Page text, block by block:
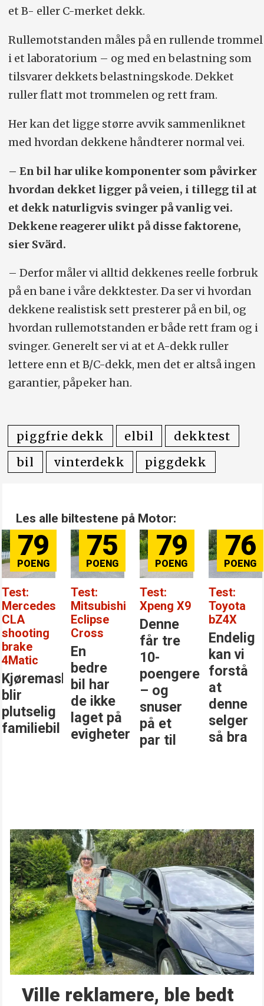
et B- eller C-merket dekk.
Rullemotstanden måles på en rullende trommel
i et laboratorium – og med en belastning som
tilsvarer dekkets belastningskode. Dekket
ruller flatt mot trommelen og rett fram.
Her kan det ligge større avvik sammenliknet
med hvordan dekkene håndterer normal vei.
– En bil har ulike komponenter som påvirker
hvordan dekket ligger på veien, i tillegg til at
et dekk naturligvis svinger på vanlig vei.
Dekkene reagerer ulikt på disse faktorene,
sier Svärd.
– Derfor måler vi alltid dekkenes reelle forbruk
på en bane i våre dekktester. Da ser vi hvordan
dekkene realistisk sett presterer på en bil, og
hvordan rullemotstanden er både rett fram og i
svinger. Generelt ser vi at et A-dekk ruller
lettere enn et B/C-dekk, men det er altså ingen
garantier, påpeker han.
piggfrie dekk elbil
dekktest
bil
vinterdekk piggdekk
Les alle biltestene på Motor:
79
Test:
Mercedes
CLA
shooting
brake
4Matic
Kjøremaskinen
blir
plutselig
familiebil
75
Test:
Mitsubishi
Eclipse
Cross
En
bedre
bil har
de ikke
laget på
evigheter
79
Test:
Xpeng X9
Denne
får tre
10-
poengere
– og
snuser
på et
par til
76
Test:
Toyota
bZ4X
Endelig
kan vi
forstå
at
denne
selger
så bra
Ville reklamere, ble bedt